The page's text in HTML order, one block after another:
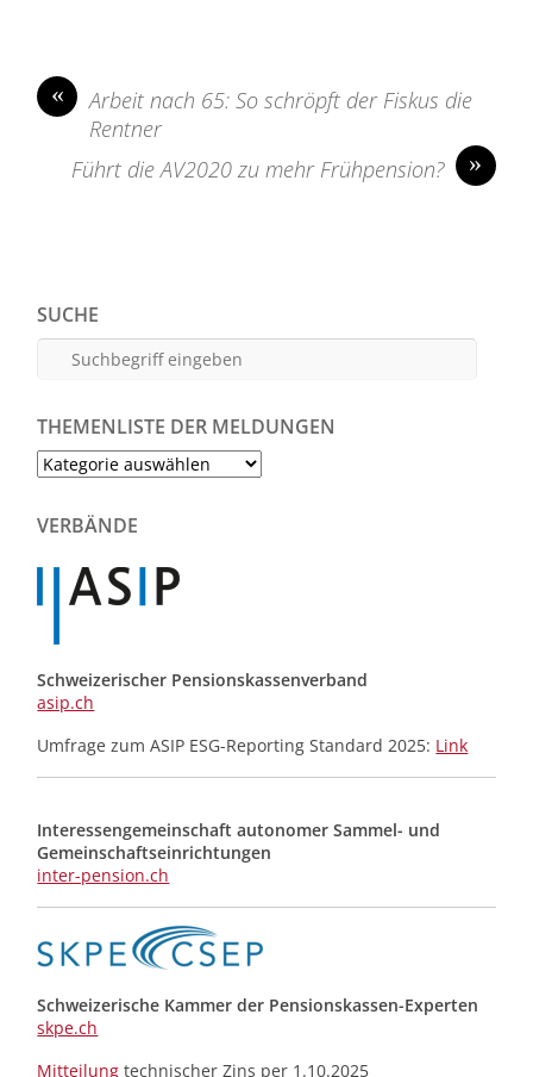
«
Arbeit nach 65: So schröpft der Fiskus die
Rentner
»
Führt die AV2020 zu mehr Frühpension?
SUCHE
THEMENLISTE DER MELDUNGEN
Themenliste
Meldungen
VERBÄNDE
Schweizerischer Pensionskassenverband
asip.ch
Umfrage zum ASIP ESG-Reporting Standard 2025: Link
Interessengemeinschaft autonomer Sammel- und
Gemeinschafts­einrichtungen
inter-pension.ch
Schweizerische Kammer der Pensionskassen-Experten
skpe.ch
Mitteilungtechnischer Zins per 1.10.2025